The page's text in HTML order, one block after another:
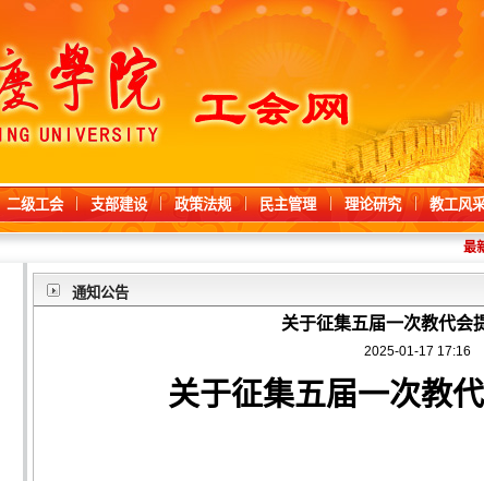
二级工会 支部建设 政策法规 民主管理 理论研究 教工风
最新
通知公告
关于征集五届一次教代会
2025-01-17 17:16
关于征集五届一次教